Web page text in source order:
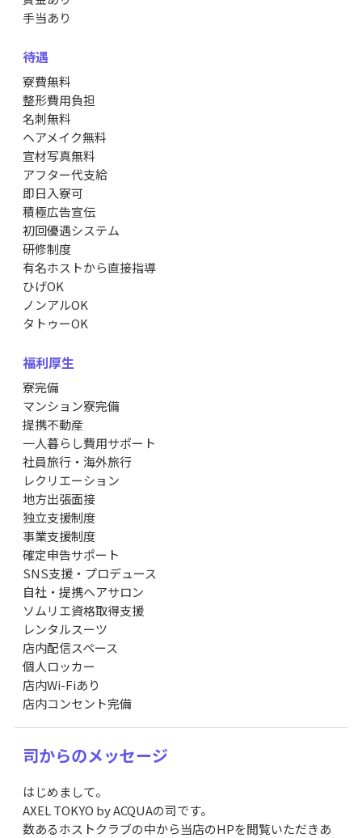
手当あり
待遇
寮費無料
整形費用負担
名刺無料
ヘアメイク無料
宣材写真無料
アフター代支給
即日入寮可
積極広告宣伝
初回優遇システム
研修制度
有名ホストから直接指導
ひげOK
ノンアルOK
タトゥーOK
福利厚生
寮完備
マンション寮完備
提携不動産
一人暮らし費用サポート
社員旅行・海外旅行
レクリエーション
地方出張面接
独立支援制度
事業支援制度
確定申告サポート
SNS支援・プロデュース
自社・提携ヘアサロン
ソムリエ資格取得支援
レンタルスーツ
店内配信スペース
個人ロッカー
店内Wi-Fiあり
店内コンセント完備
司からのメッセージ
はじめまして。
AXEL TOKYO by ACQUAの司です。
数あるホストクラブの中から当店のHPを閲覧いただきあ